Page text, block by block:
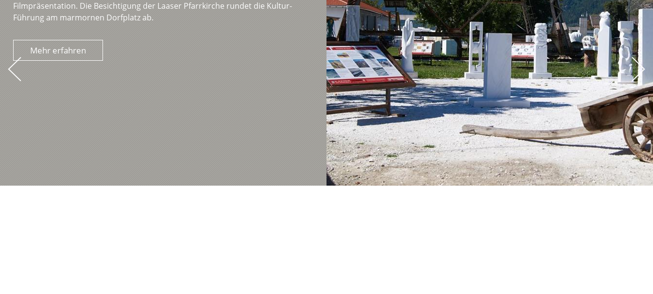
Filmpräsentation. Die Besichtigung der Laaser Pfarrkirche rundet die Kultur-
Führung am marmornen Dorfplatz ab.
Mehr erfahren